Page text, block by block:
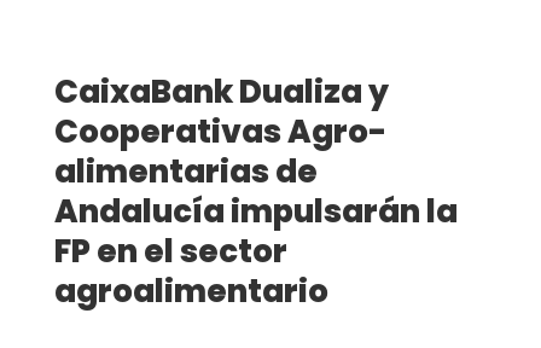
CaixaBank Dualiza y
Cooperativas Agro-
alimentarias de
Andalucía impulsarán la
FP en el sector
agroalimentario